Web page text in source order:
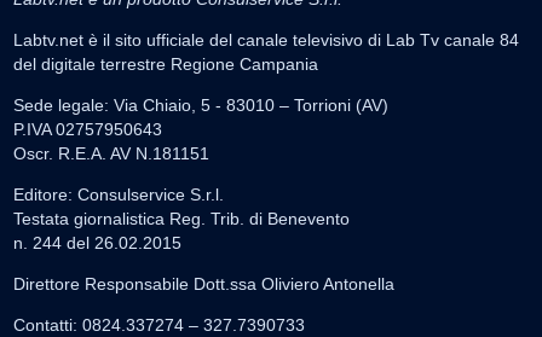
Labtv.net è il sito ufficiale del canale televisivo di Lab Tv canale 84
del digitale terrestre Regione Campania
Sede legale: Via Chiaio, 5 - 83010 – Torrioni (AV)
P.IVA 02757950643
Oscr. R.E.A. AV N.181151
Editore: Consulservice S.r.l.
Testata giornalistica Reg. Trib. di Benevento
n. 244 del 26.02.2015
Direttore Responsabile Dott.ssa Oliviero Antonella
Contatti: 0824.337274 – 327.7390733